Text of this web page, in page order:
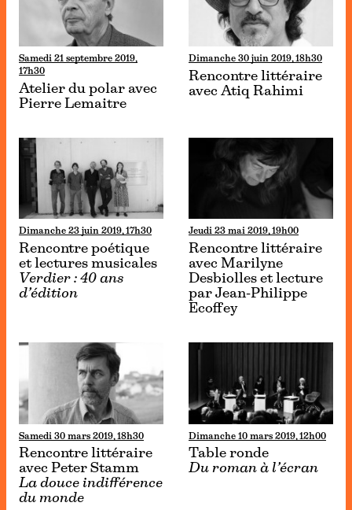
Samedi 21 septembre 2019,
17h30
Atelier du polar avec
Pierre Lemaitre
Dimanche 30 juin 2019, 18h30
Rencontre littéraire
avec Atiq Rahimi
Dimanche 23 juin 2019, 17h30
Rencontre poétique
et lectures musicales
Verdier : 40 ans
d’édition
Jeudi 23 mai 2019, 19h00
Rencontre littéraire
avec Marilyne
Desbiolles et lecture
par Jean-Philippe
Ecoffey
Samedi 30 mars 2019, 18h30
Rencontre littéraire
avec Peter Stamm
La douce indifférence
du monde
Dimanche 10 mars 2019, 12h00
Table ronde
Du roman à l’écran